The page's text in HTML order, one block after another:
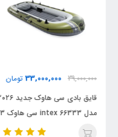
39,000,000
33,000,000 تومان
قایق بادی سی هاوک جدید ۲۰۲۶
مدل intex 66333 سی هاوک 3